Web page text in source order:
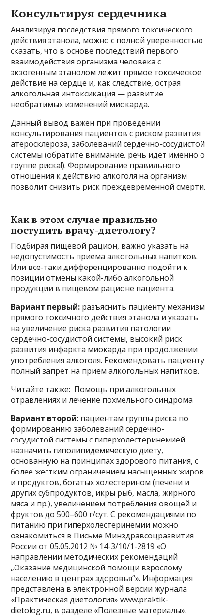
Консультируя сердечника
Анализируя последствия прямого токсического
действия этанола, можно с полной уверенностью
сказать, что в основе последствий первого
взаимодействия организма человека с
экзогенным этанолом лежит прямое токсическое
действие на сердце и, как следствие, острая
алкогольная интоксикация — развитие
необратимых изменений миокарда.
Данный вывод важен при проведении
консультирования пациентов с риском развития
атеросклероза, заболеваний сердечно-сосудистой
системы (обратите внимание, речь идет именно о
группе риска!). Формирование правильного
отношения к действию алкоголя на организм
позволит снизить риск преждевременной смерти.
Как в этом случае правильно
поступить врачу-диетологу?
Подбирая пищевой рацион, важно указать на
недопустимость приема алкогольных напитков.
Или все-таки дифференцированно подойти к
позиции отмены какой-либо алкогольной
продукции в пищевом рационе пациента.
Вариант первый: разъяснить пациенту механизм
прямого токсичного действия этанола и указать
на увеличение риска развития патологии
сердечно-сосудистой системы, высокий риск
развития инфаркта миокарда при продолжении
употребления алкоголя. Рекомендовать пациенту
полный запрет на прием алкогольных напитков.
Читайте также: Помощь при алкогольных
отравлениях и лечение похмельного синдрома
Вариант второй: пациентам группы риска по
формированию заболеваний сердечно-
сосудистой системы с гиперхолестеринемией
назначить гиполипидемическую диету,
основанную на принципах здорового питания, с
более жестким ограничением насыщенных жиров
и продуктов, богатых холестерином (печени и
других субпродуктов, икры рыб, масла, жирного
мяса и пр.), увеличением потребления овощей и
фруктов до 500–600 г/сут. С рекомендациями по
питанию при гиперхолестеринемии можно
ознакомиться в Письме Минздравсоцразвития
России от 05.05.2012 № 14-3/10/1-2819 «О
направлении методических рекомендаций
„Оказание медицинской помощи взрослому
населению в центрах здоровья“». Информация
представлена в электронной версии журнала
«Практическая диетология» www.praktik-
dietolog.ru, в разделе «Полезные материалы».